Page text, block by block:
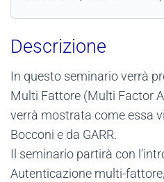
Descrizione
In questo seminario verrà
Multi Fattore (Multi Factor
verrà mostrata come essa
Bocconi e da GARR.
Il seminario partirà con
Autenticazione multi-